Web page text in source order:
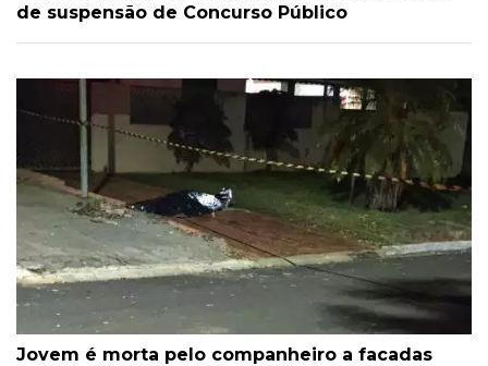
de suspensão de Concurso Público
Jovem é morta pelo companheiro a facadas